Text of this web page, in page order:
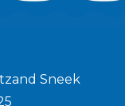
Sneek